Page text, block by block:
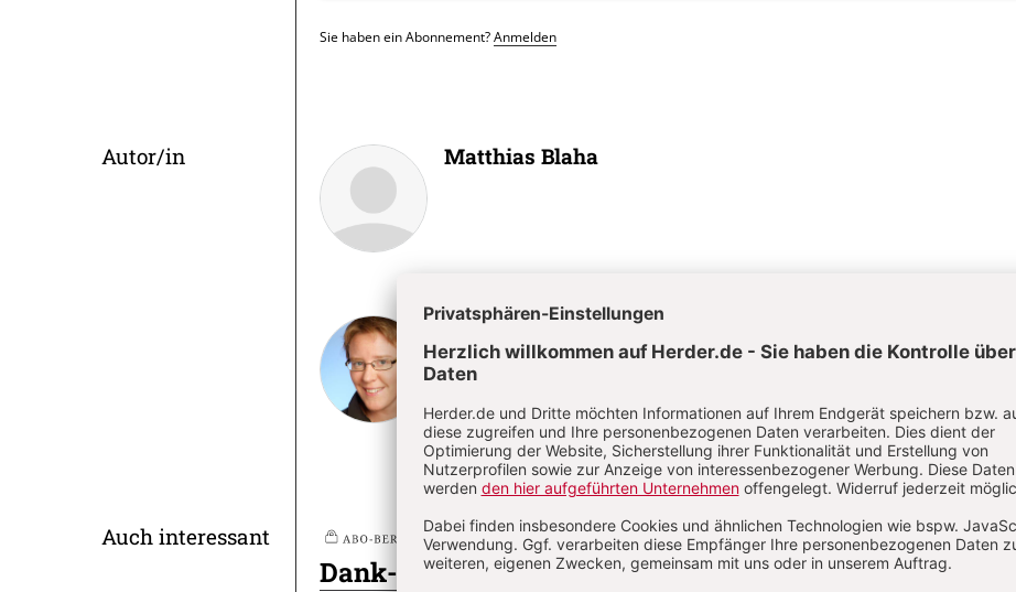
Sie haben ein Abonnement?Anmelden
Überschrift
Autor/in Matthias Blaha
Martina Jung
Martina Jung, geb. 1974, Theologin, mehrjährige Tätigkeit in Jugendpastoral,
und Lektorin tätig.
Auch interessant
Plus
Nr. 6/2025: 23. Sonntag im Jahreskreis bis Christkönig S. 71-72 Gestaltungselement
Dank-Bausteine – zwei Impulse